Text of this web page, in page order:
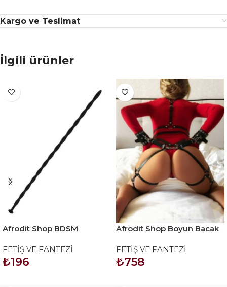
Kargo ve Teslimat
İlgili ürünler
Afrodit Shop BDSM
Çubuğu
FETİŞ VE FANTEZİ
₺196
Afrodit Shop Boyun Bacak
FETİŞ VE FANTEZİ
₺758